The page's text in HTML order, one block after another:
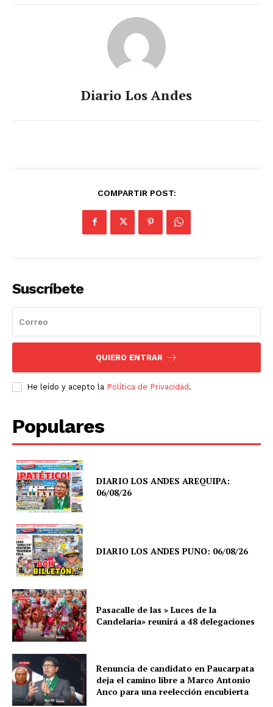
Diario Los Andes
COMPARTIR POST:
Suscríbete
QUIERO ENTRAR
He leído y acepto la Política de Privacidad .
Populares
DIARIO LOS ANDES AREQUIPA:
06/08/26
DIARIO LOS ANDES PUNO: 06/08/26
Pasacalle de las » Luces de la
Candelaria» reunirá a 48 delegaciones
Renuncia de candidato en Paucarpata
deja el camino libre a Marco Antonio
Anco para una reelección encubierta